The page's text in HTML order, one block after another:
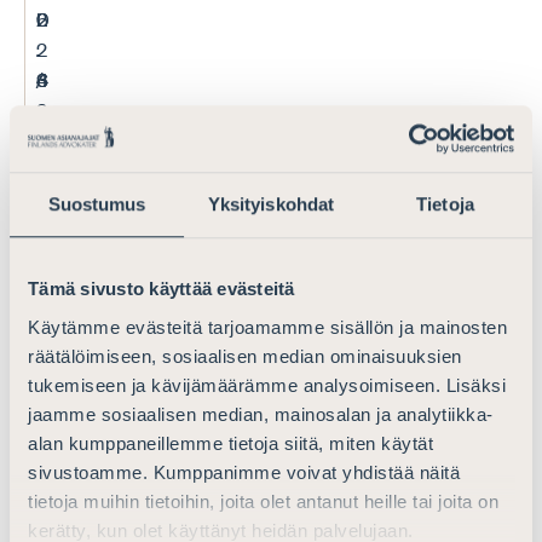
Suostumus Yksityiskohdat Tietoja
Tämä sivusto käyttää evästeitä
Käytämme evästeitä tarjoamamme sisällön ja mainosten
räätälöimiseen, sosiaalisen median ominaisuuksien
tukemiseen ja kävijämäärämme analysoimiseen. Lisäksi
jaamme sosiaalisen median, mainosalan ja analytiikka-
alan kumppaneillemme tietoja siitä, miten käytät
sivustoamme. Kumppanimme voivat yhdistää näitä
tietoja muihin tietoihin, joita olet antanut heille tai joita on
kerätty, kun olet käyttänyt heidän palvelujaan.
L
2
/
2
0
6
.
3
.
2
6
2
.
4
.
2
6
0
.
6
.
2
6
D
L
3
2
0
2
6
1
.
6
2
0
2
6
1
3
.
8
.
2
0
2
6
3
0
.
9
.
2
0
2
6